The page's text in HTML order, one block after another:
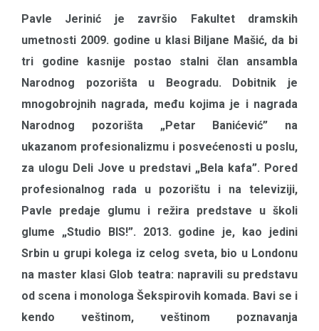
Pavle Jerinić je završio Fakultet dramskih
umetnosti 2009. godine u klasi Biljane Mašić, da bi
tri godine kasnije postao stalni član ansambla
Narodnog pozorišta u Beogradu. Dobitnik je
mnogobrojnih nagrada, među kojima je i nagrada
Narodnog pozorišta „Petar Banićević” na
ukazanom profesionalizmu i posvećenosti u poslu,
za ulogu Deli Jove u predstavi „Bela kafa”. Pored
profesionalnog rada u pozorištu i na televiziji,
Pavle predaje glumu i režira predstave u školi
glume „Studio BIS!”. 2013. godine je, kao jedini
Srbin u grupi kolega iz celog sveta, bio u Londonu
na master klasi Glob teatra: napravili su predstavu
od scena i monologa Šekspirovih komada. Bavi se i
kendo veštinom, veštinom poznavanja